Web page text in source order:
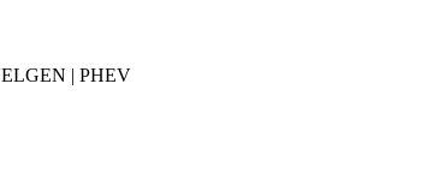
| PHEV